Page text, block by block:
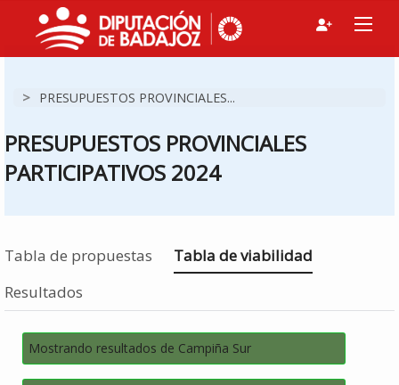
> PRESUPUESTOS PROVINCIALES...
PRESUPUESTOS PROVINCIALES
PARTICIPATIVOS 2024
Tabla de propuestas Estás en
Tabla de viabilidad
Resultados
Mostrando resultados de Campiña Sur